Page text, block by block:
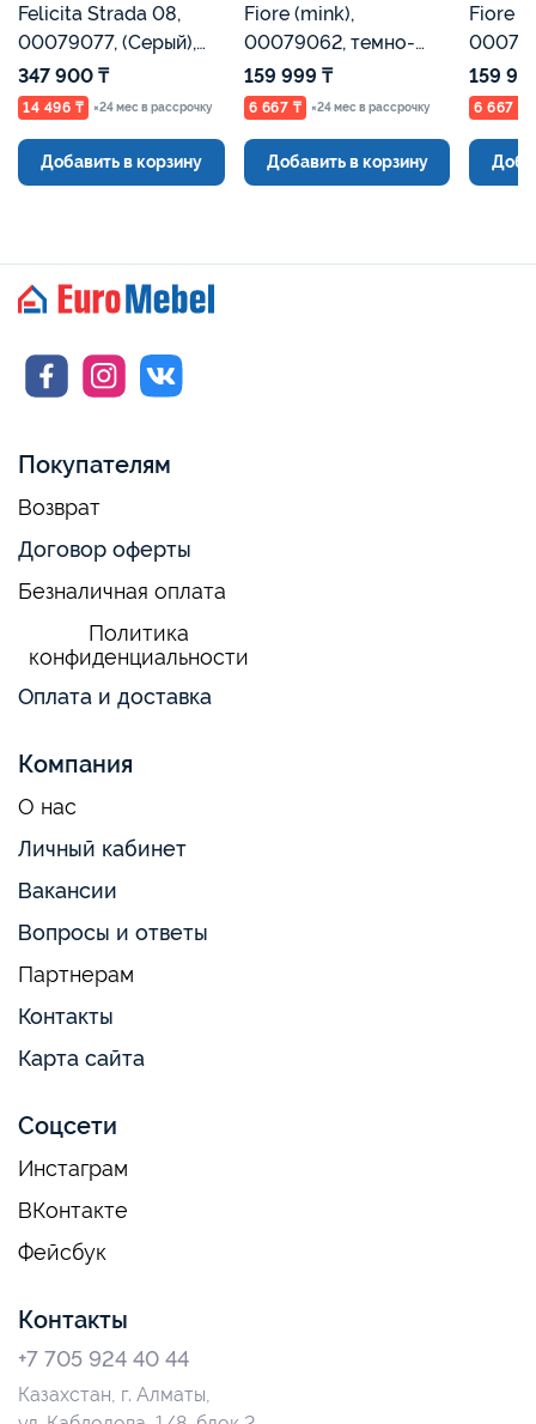
Felicita Strada 08,
00079077, (Серый),
Евромебель
347 900 ₸
14 496 ₸ ×24 мес в рассрочку
Добавить в корзину
Fiore (mink),
00079062, темно-
бежевый, Евромебель
159 999 ₸
6 667 ₸ ×24 мес в рассрочку
Добавить в корзину
Fiore
159
6 667 ₸
Покупателям
Возврат
Договор оферты
Безналичная оплата
Политика
конфиденциальности
Оплата и доставка
Компания
О нас
Личный кабинет
Вакансии
Вопросы и ответы
Партнерам
Контакты
Карта сайта
Соцсети
Инстаграм
ВКонтакте
Фейсбук
Контакты
+7 705 924 40 44
Казахстан, г. Алматы,